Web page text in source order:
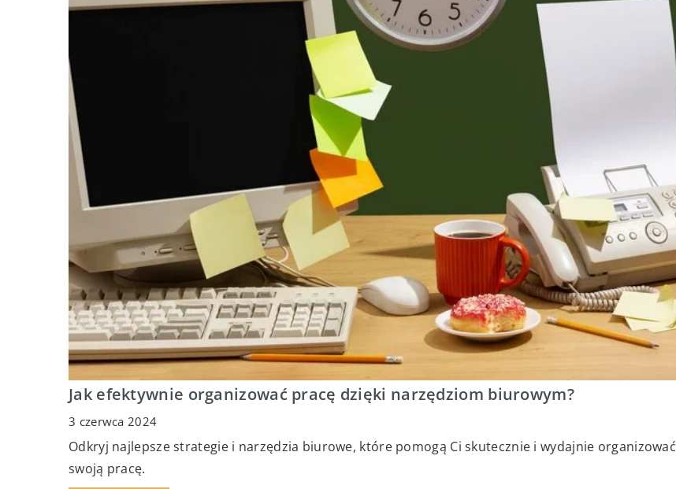
Jak efektywnie organizować pracę dzięki narzędziom biurowym?
3 czerwca 2024
Odkryj najlepsze strategie i narzędzia biurowe, które pomogą Ci skutecznie i wydajnie organizować
swoją pracę.